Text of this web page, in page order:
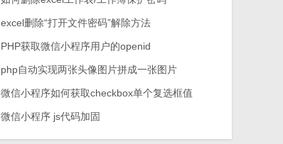
excel删除“打开文件密码”解除方法
PHP获取微信小程序用户的openid
php自动实现两张头像图片拼成一张图片
微信小程序如何获取checkbox单个复选框值
微信小程序 js代码加固